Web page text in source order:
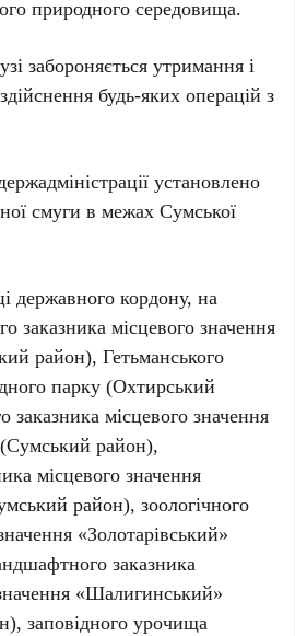
природного середовища.
забороняється утримання і
будь-яких операцій з
установлено
смуги в межах Сумської
державного кордону, на
заказника місцевого значення
район), Гетьманського
парку (Охтирський
заказника місцевого значення
район),
місцевого значення
район), зоологічного
«Золотарівський»
заказника
«Шалигинський»
заповідного урочища